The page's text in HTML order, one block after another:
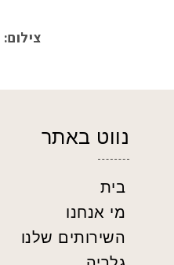
צילום:
נווט באתר
בית
מי אנחנו
השירותים שלנו